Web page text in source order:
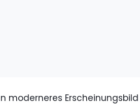
moderneres